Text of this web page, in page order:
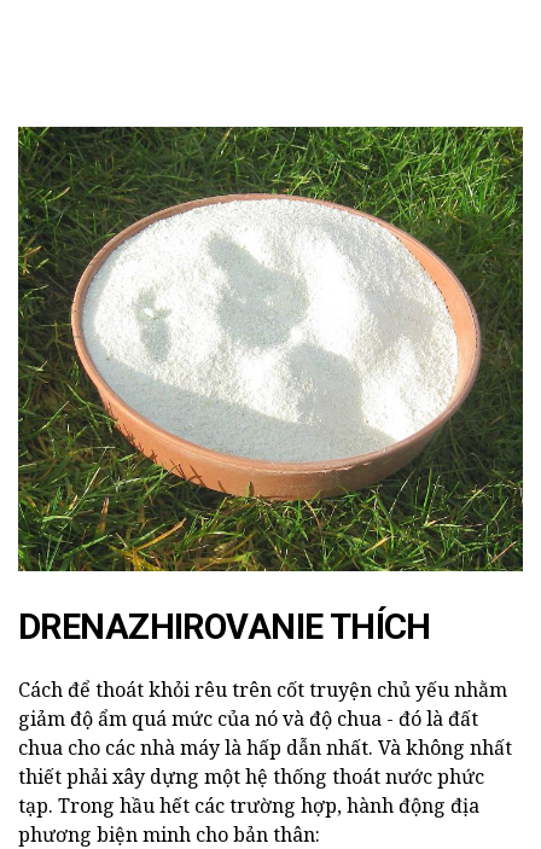
DRENAZHIROVANIE THÍCH
Cách để thoát khỏi rêu trên cốt truyện chủ yếu nhằm
giảm độ ẩm quá mức của nó và độ chua - đó là đất
chua cho các nhà máy là hấp dẫn nhất. Và không nhất
thiết phải xây dựng một hệ thống thoát nước phức
tạp. Trong hầu hết các trường hợp, hành động địa
phương biện minh cho bản thân: